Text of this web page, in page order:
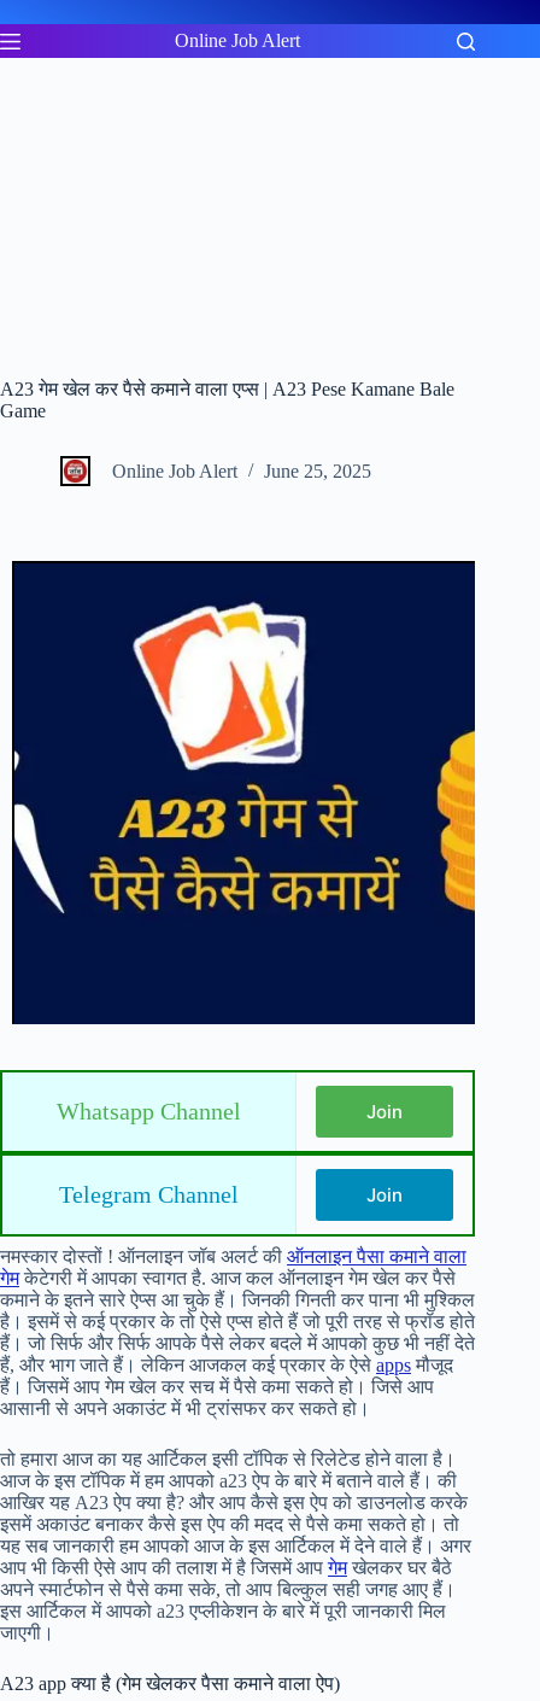
to
content
Online Job Alert
A23 गेम खेल कर पैसे कमाने वाला एप्स | A23 Pese Kamane Bale
Game
Online Job Alert June 25, 2025
Whatsapp Channel Join
Telegram Channel Join
नमस्कार दोस्तों ! ऑनलाइन जॉब अलर्ट की ऑनलाइन पैसा कमाने वाला
गेमकेटेगरी में आपका स्वागत है. आज कल ऑनलाइन गेम खेल कर पैसे
कमाने के इतने सारे ऐप्स आ चुके हैं। जिनकी गिनती कर पाना भी मुश्किल
है। इसमें से कई प्रकार के तो ऐसे एप्स होते हैं जो पूरी तरह से फ्रॉड होते
हैं। जो सिर्फ और सिर्फ आपके पैसे लेकर बदले में आपको कुछ भी नहीं देते
हैं, और भाग जाते हैं। लेकिन आजकल कई प्रकार के ऐसे appsमौजूद
हैं। जिसमें आप गेम खेल कर सच में पैसे कमा सकते हो। जिसे आप
आसानी से अपने अकाउंट में भी ट्रांसफर कर सकते हो।
तो हमारा आज का यह आर्टिकल इसी टॉपिक से रिलेटेड होने वाला है।
आज के इस टॉपिक में हम आपको a23 ऐप के बारे में बताने वाले हैं। की
आखिर यह A23 ऐप क्या है? और आप कैसे इस ऐप को डाउनलोड करके
इसमें अकाउंट बनाकर कैसे इस ऐप की मदद से पैसे कमा सकते हो। तो
यह सब जानकारी हम आपको आज के इस आर्टिकल में देने वाले हैं। अगर
आप भी किसी ऐसे आप की तलाश में है जिसमें आपगेमखेलकर घर बैठे
अपने स्मार्टफोन से पैसे कमा सके, तो आप बिल्कुल सही जगह आए हैं।
इस आर्टिकल में आपको a23 एप्लीकेशन के बारे में पूरी जानकारी मिल
जाएगी।
A23 app क्या है (गेम खेलकर पैसा कमाने वाला ऐप)